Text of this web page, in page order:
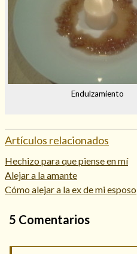
Endulzamiento
Artículos relacionados
Hechizo para que piense en mí
Alejar a la amante
Cómo alejar a la ex de mi esposo
5 Comentarios